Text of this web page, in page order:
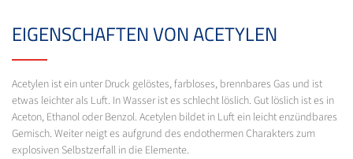
EIGENSCHAFTEN VON ACETYLEN
Acetylen ist ein unter Druck gelöstes, farbloses, brennbares Gas und ist
etwas leichter als Luft. In Wasser ist es schlecht löslich. Gut löslich ist es in
Aceton, Ethanol oder Benzol. Acetylen bildet in Luft ein leicht enzündbares
Gemisch. Weiter neigt es aufgrund des endothermen Charakters zum
explosiven Selbstzerfall in die Elemente.